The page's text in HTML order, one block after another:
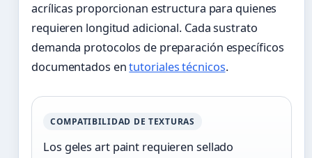
acrílicas proporcionan estructura para quienes
requieren longitud adicional. Cada sustrato
demanda protocolos de preparación específicos
documentados entutoriales técnicos.
COMPATIBILIDAD DE TEXTURAS
Los geles art paint requieren sellado